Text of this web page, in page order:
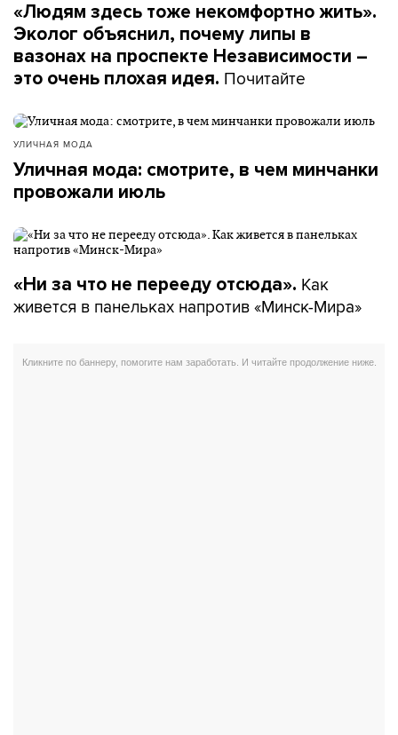
«Людям здесь тоже некомфортно жить».
Эколог объяснил, почему липы в
вазонах на проспекте Независимости –
это очень плохая идея. Почитайте
УЛИЧНАЯ МОДА
Уличная мода: смотрите, в чем минчанки
провожали июль
«Ни за что не перееду отсюда». Как
живется в панельках напротив «Минск-Мира»